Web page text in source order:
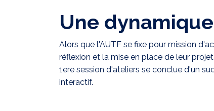
Une
Alors que l'AUTF se fixe pour mission
réflexion et la mise en place de leur
1ere session d'ateliers se conclue d'un
interactif.